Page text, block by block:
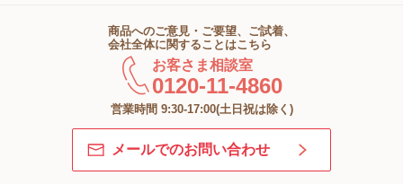
商品へのご意見・ご要望、ご試着、
会社全体に関することはこちら
お客さま相談室
0120-11-4860
営業時間 9:30-17:00(土日祝は除く)
メールでのお問い合わせ